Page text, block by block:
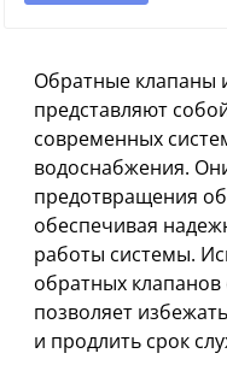
Обратные клапаны
представляют
современных
водоснабжения.
предотвращения
обеспечивая
работы системы.
обратных клапанов
позволяет
и продлить срок